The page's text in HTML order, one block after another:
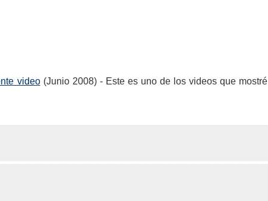
video(Junio 2008) - Este es uno de los videos que mostré